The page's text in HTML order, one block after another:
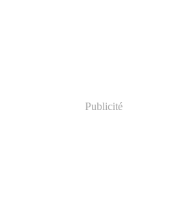
Publicité